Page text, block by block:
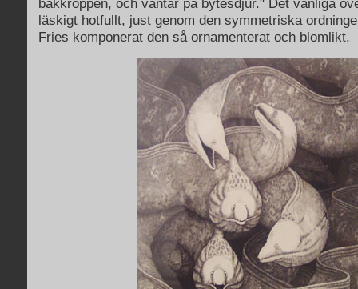
bakkroppen, och väntar på bytesdjur." Det vänliga
läskigt hotfullt, just genom den symmetriska
Fries komponerat den så ornamenterat och blomlikt.